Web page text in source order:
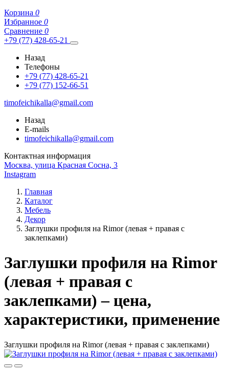
Корзина 0
Избранное 0
Сравнение 0
+79 (77) 428-65-21
Назад
Телефоны
+79 (77) 428-65-21
+79 (77) 152-66-51
timofeichikalla@gmail.com
Назад
E-mails
timofeichikalla@gmail.com
Контактная информация
Москва, улица Красная Сосна, 3
Instagram
Главная
Каталог
Мебель
Декор
Заглушки профиля на Rimor (левая + правая с
заклепками)
Заглушки профиля на Rimor
(левая + правая с
заклепками) – цена,
характеристики, применение
Заглушки профиля на Rimor (левая + правая с заклепками)